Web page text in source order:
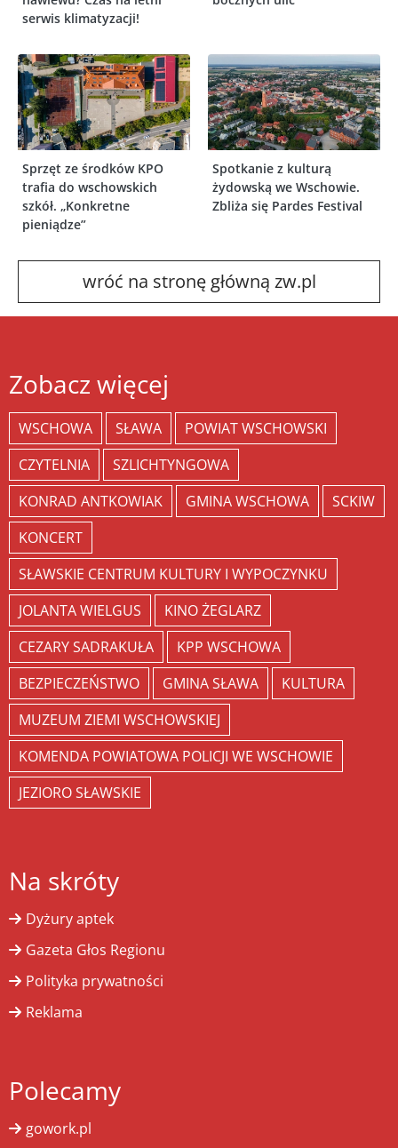
serwis klimatyzacji!
Sprzęt ze środków KPO
trafia do wschowskich
szkół. „Konkretne
pieniądze”
Spotkanie z kulturą
żydowską we Wschowie.
Zbliża się Pardes Festival
wróć na stronę główną zw.pl
Zobacz więcej
WSCHOWA SŁAWA
POWIAT WSCHOWSKI
CZYTELNIA
SZLICHTYNGOWA
KONRAD ANTKOWIAK
GMINA WSCHOWA
SCKIW
KONCERT
SŁAWSKIE CENTRUM KULTURY I WYPOCZYNKU
JOLANTA WIELGUS
KINO ŻEGLARZ
CEZARY SADRAKUŁA
KPP WSCHOWA
BEZPIECZEŃSTWO
GMINA SŁAWA
KULTURA
MUZEUM ZIEMI WSCHOWSKIEJ
KOMENDA POWIATOWA POLICJI WE WSCHOWIE
JEZIORO SŁAWSKIE
Na skróty
Dyżury aptek
Gazeta Głos Regionu
Polityka prywatności
Reklama
Polecamy
gowork.pl